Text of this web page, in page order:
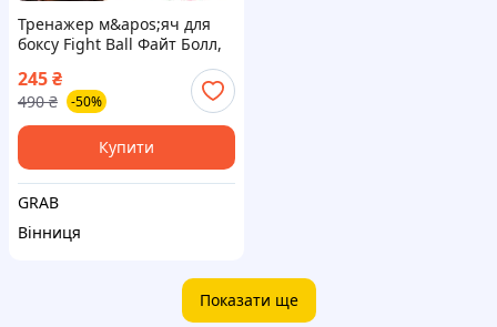
Тренажер м&apos;яч для
боксу Fight Ball Файт Болл,
245₴
490 ₴ -50%
Купити
GRAB
Вінниця
Показати ще